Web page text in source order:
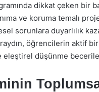
dikkat çeken bir
ve koruma temalı
sorunlara duyarlılık
öğrencilerin aktif
düşünme